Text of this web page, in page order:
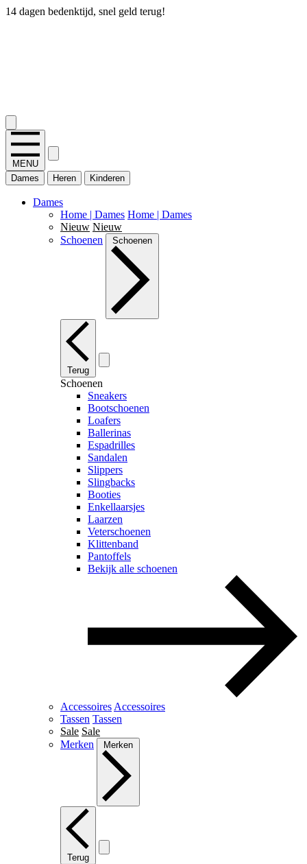
14 dagen bedenktijd, snel geld terug!
MENU
Dames
Heren Kinderen
Dames
Home | Dames Home | Dames
Nieuw Nieuw
Schoenen
Schoenen
Terug
Schoenen
Sneakers
Bootschoenen
Loafers
Ballerinas
Espadrilles
Sandalen
Slippers
Slingbacks
Booties
Enkellaarsjes
Laarzen
Veterschoenen
Klittenband
Pantoffels
Bekijk alle schoenen
Accessoires Accessoires
Tassen Tassen
Sale Sale
Merken
Merken
Terug